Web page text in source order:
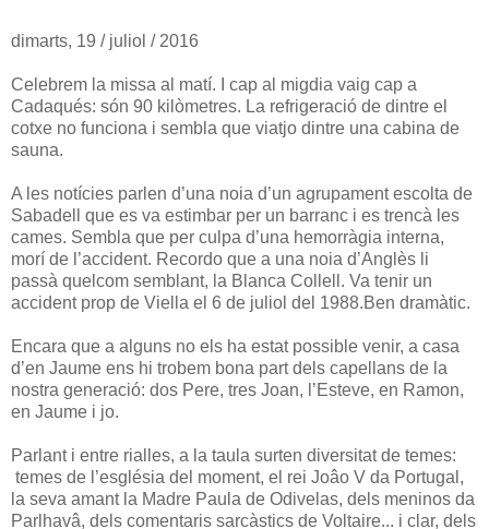
dimarts, 19 / juliol / 2016
Celebrem la missa al matí. I cap al migdia vaig cap a
Cadaqués: són 90 kilòmetres. La refrigeració de dintre el
cotxe no funciona i sembla que viatjo dintre una cabina de
sauna.
A les notícies parlen d’una noia d’un agrupament escolta de
Sabadell que es va estimbar per un barranc i es trencà les
cames. Sembla que per culpa d’una hemorràgia interna,
morí de l’accident. Recordo que a una noia d’Anglès li
passà quelcom semblant, la Blanca Collell. Va tenir un
accident prop de Viella el 6 de juliol del 1988.Ben dramàtic.
Encara que a alguns no els ha estat possible venir, a casa
d’en Jaume ens hi trobem bona part dels capellans de la
nostra generació: dos Pere, tres Joan, l’Esteve, en Ramon,
en Jaume i jo.
Parlant i entre rialles, a la taula surten diversitat de temes:
temes de l’església del moment, el rei Joâo V da Portugal,
la seva amant la Madre Paula de Odivelas, dels meninos da
Parlhavâ, dels comentaris sarcàstics de Voltaire... i clar, dels